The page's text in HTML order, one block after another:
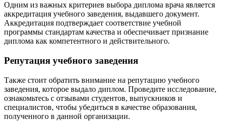
Одним из важных критериев выбора диплома врача является
аккредитация учебного заведения, выдавшего документ.
Аккредитация подтверждает соответствие учебной
программы стандартам качества и обеспечивает признание
диплома как компетентного и действительного.
Репутация учебного заведения
Также стоит обратить внимание на репутацию учебного
заведения, которое выдало диплом. Проведите исследование,
ознакомьтесь с отзывами студентов, выпускников и
специалистов, чтобы убедиться в качестве образования,
полученного в данной организации.